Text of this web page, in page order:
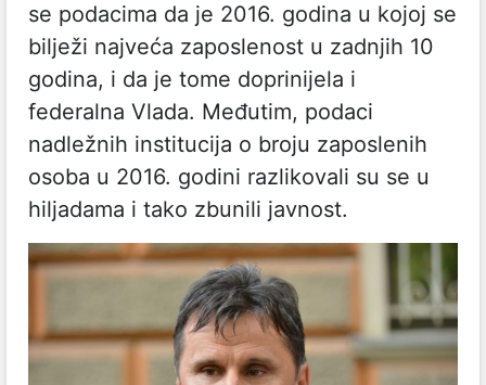
se podacima da je 2016. godina u kojoj se
bilježi najveća zaposlenost u zadnjih 10
godina, i da je tome doprinijela i
federalna Vlada. Međutim, podaci
nadležnih institucija o broju zaposlenih
osoba u 2016. godini razlikovali su se u
hiljadama i tako zbunili javnost.